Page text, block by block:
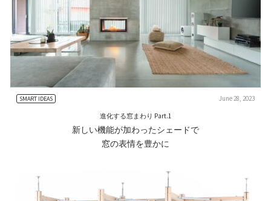
SMART IDEAS June 28, 2023
進化する窓まわり Part.1
新しい機能が加わったシェードで
窓の表情を豊かに